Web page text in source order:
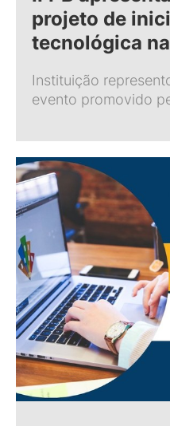
projeto de
tecnológica
Instituição
evento promovido